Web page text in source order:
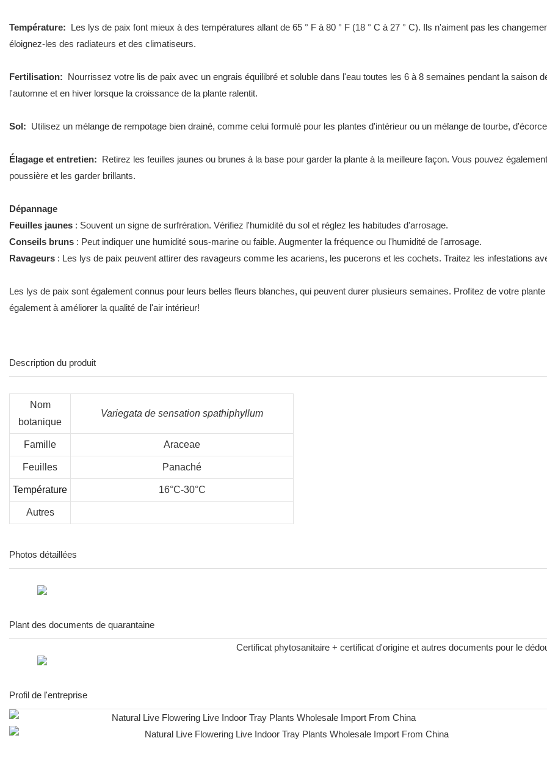
Température: Les lys de paix font mieux à des températures allant de 65 ° F à 80 ° F (18 ° C à 27 ° C). Ils n'aiment pas les
éloignez-les des radiateurs et des climatiseurs.
Fertilisation: Nourrissez votre lis de paix avec un engrais équilibré et soluble dans l'eau toutes les 6 à 8 semaines pendant la saison
l'automne et en hiver lorsque la croissance de la plante ralentit.
Sol: Utilisez un mélange de rempotage bien drainé, comme celui formulé pour les plantes d'intérieur ou un mélange de tourbe,
Élagage et entretien: Retirez les feuilles jaunes ou brunes à la base pour garder la plante à la meilleure façon. Vous pouvez
poussière et les garder brillants.
Dépannage
Feuilles jaunes : Souvent un signe de surfrération. Vérifiez l'humidité du sol et réglez les habitudes d'arrosage.
Conseils bruns : Peut indiquer une humidité sous-marine ou faible. Augmenter la fréquence ou l'humidité de l'arrosage.
Ravageurs : Les lys de paix peuvent attirer des ravageurs comme les acariens, les pucerons et les cochets. Traitez les infestations
Les lys de paix sont également connus pour leurs belles fleurs blanches, qui peuvent durer plusieurs semaines. Profitez de votre
également à améliorer la qualité de l'air intérieur!
Description du produit
Nom
botanique
Variegata de sensation spathiphyllum
Famille Araceae
Feuilles Panaché
Température 16°C-30°C
Autres
Photos détaillées
Plant des documents de quarantaine
Certificat phytosanitaire + certificat d'origine et autres documents pour le
Profil de l'entreprise